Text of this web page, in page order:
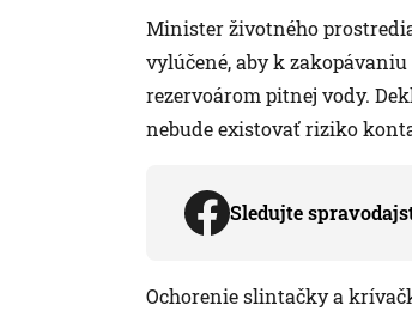
Minister životného
vylúčené, aby k
rezervoárom pitnej vody.
nebude existovať riziko
Sledujte
Ochorenie slintačky a